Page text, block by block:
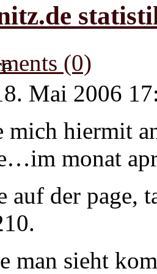
(0)
Mai 2006
mich hiermit
monat
auf der page,
man sieht